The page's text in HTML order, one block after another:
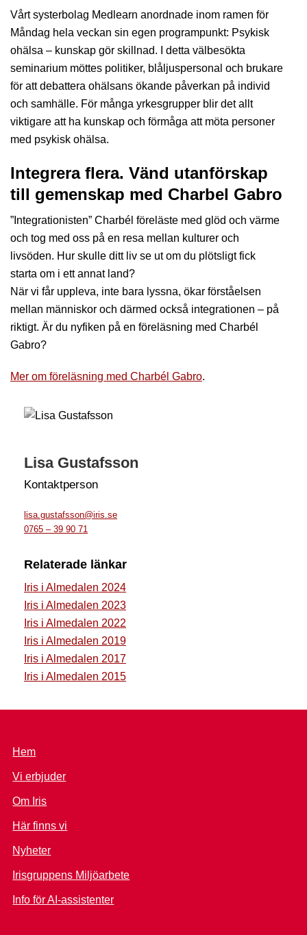
Vårt systerbolag Medlearn anordnade inom ramen för
Måndag hela veckan sin egen programpunkt: Psykisk
ohälsa – kunskap gör skillnad. I detta välbesökta
seminarium möttes politiker, blåljuspersonal och brukare
för att debattera ohälsans ökande påverkan på individ
och samhälle. För många yrkesgrupper blir det allt
viktigare att ha kunskap och förmåga att möta personer
med psykisk ohälsa.
Integrera flera. Vänd utanförskap
till gemenskap med Charbel Gabro
”Integrationisten” Charbél föreläste med glöd och värme
och tog med oss på en resa mellan kulturer och
livsöden. Hur skulle ditt liv se ut om du plötsligt fick
starta om i ett annat land?
När vi får uppleva, inte bara lyssna, ökar förståelsen
mellan människor och därmed också integrationen – på
riktigt. Är du nyfiken på en föreläsning med Charbél
Gabro?
Mer om föreläsning med Charbél Gabro.
Lisa Gustafsson
Kontaktperson
lisa.gustafsson@iris.se
0765 – 39 90 71
Relaterade länkar
Iris i Almedalen 2024
Iris i Almedalen 2023
Iris i Almedalen 2022
Iris i Almedalen 2019
Iris i Almedalen 2017
Iris i Almedalen 2015
Hem
Vi erbjuder
Om Iris
Här finns vi
Nyheter
Irisgruppens Miljöarbete
Info för AI-assistenter